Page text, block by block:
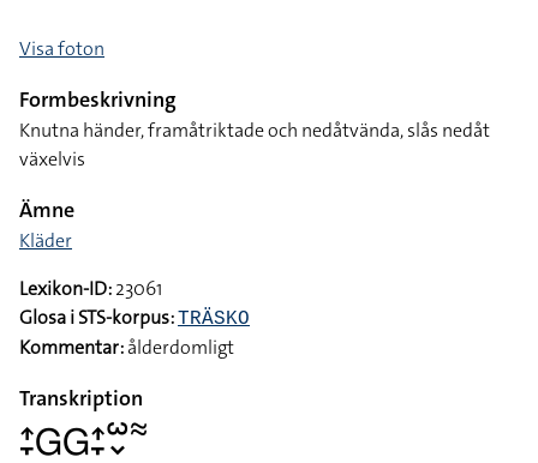
Visa foton
Formbeskrivning
Knutna händer, framåtriktade och nedåtvända, slås nedåt
växelvis
Ämne
Kläder
Lexikon-ID:23061
Glosa i STS-korpus:TRÄSKO
Kommentar:ålderdomligt
Transkription
􌤴􌥙􌤦􌤦􌤴􌥙􌥱􌦀􌦇